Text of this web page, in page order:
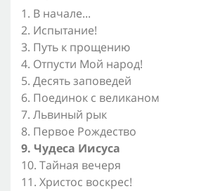
1. В начале...
2. Испытание!
3. Путь к прощению
4. Отпусти Мой народ!
5. Десять заповедей
6. Поединок с великаном
7. Львиный рык
8. Первое Рождество
9. Чудеса Иисуса
10. Тайная вечеря
11. Христос воскрес!